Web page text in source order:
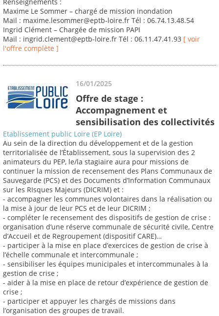
Renseignements :
Maxime Le Sommer – chargé de mission inondation
Mail : maxime.lesommer@eptb-loire.fr Tél : 06.74.13.48.54
Ingrid Clément – Chargée de mission PAPI
Mail : ingrid.clement@eptb-loire.fr Tél : 06.11.47.41.93 [ voir
l'offre complète ]
16/01/2025
Offre de stage :
Accompagnement et
sensibilisation des collectivités
Etablissement public Loire (EP Loire)
Au sein de la direction du développement et de la gestion
territorialisée de l’Établissement, sous la supervision des 2
animateurs du PEP, le/la stagiaire aura pour missions de
continuer la mission de recensement des Plans Communaux de
Sauvegarde (PCS) et des Documents d’Information Communaux
sur les RIsques Majeurs (DICRIM) et :
- accompagner les communes volontaires dans la réalisation ou
la mise à jour de leur PCS et de leur DICRIM ;
- compléter le recensement des dispositifs de gestion de crise :
organisation d’une réserve communale de sécurité civile, Centre
d’Accueil et de Regroupement (dispositif CARE)…
- participer à la mise en place d’exercices de gestion de crise à
l’échelle communale et intercommunale ;
- sensibiliser les équipes municipales et intercommunales à la
gestion de crise ;
- aider à la mise en place de retour d’expérience de gestion de
crise ;
- participer et appuyer les chargés de missions dans
l’organisation des groupes de travail.